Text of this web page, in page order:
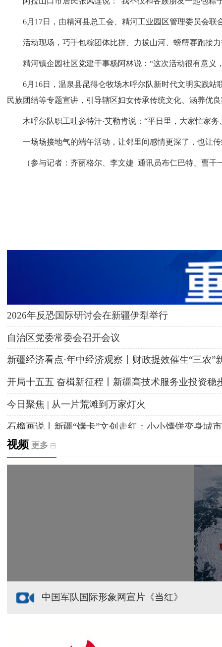
6月17日，由精河县总工会、精河工业园区管理委员会联
活动现场，巧手包粽团体比拼、力拔山河、螃蟹赛跑接力
精河镇企园社区党建干事杨阿林说：“这次活动很有意义
6月16日，温泉县昆得仑牧场木呼尔队新时代文明实践站
民族团结等专题宣讲，引导辖区妇女传承传统文化、涵养优
木呼尔队职工吐参特汗·艾勒肯说：“平日里，大家忙家务
一场场接地气的端午活动，让邻里间感情更深了，也让传
（参与记者：齐丽格尔、李文婕 通讯员布仁巴特、曹千
2026年反恐国际研讨会在新疆伊犁举行
自治区党委常委会召开会议
新疆经济看点·年中经济观察丨财政提效催生“三农”
开局十五五 奋楫新征程丨新疆高技术服务业投资稳
今日聚焦 | 从一片荒滩到万家灯火
石榴画说丨新疆“馕卡”文创走红：小小馕饼变身城
天山观察丨暑期AI研学热，孩子们究竟学到什么
视频 更多
中国军队国际形象网宣片《当红》